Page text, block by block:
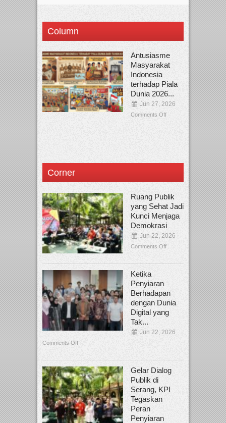
Column
Antusiasme
Masyarakat
Indonesia
terhadap Piala
Dunia 2026...
Jun 27, 2026
Comments Off
Corner
Ruang Publik
yang Sehat Jadi
Kunci Menjaga
Demokrasi
Jun 22, 2026
Comments Off
Ketika
Penyiaran
Berhadapan
dengan Dunia
Digital yang
Tak...
Jun 22, 2026
Comments Off
Gelar Dialog
Publik di
Serang, KPI
Tegaskan
Peran
Penyiaran